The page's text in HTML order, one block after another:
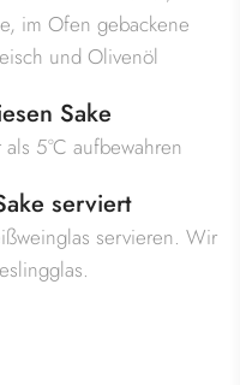
im Ofen gebackene
und Olivenöl
Sake
5°C aufbewahren
serviert
servieren. Wir